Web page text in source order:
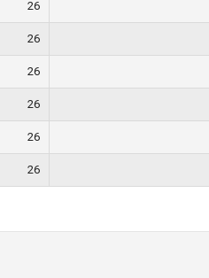
26
26
26
26
26
26